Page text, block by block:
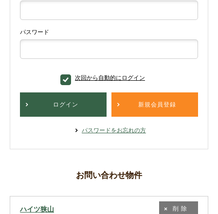
パスワード
次回から自動的にログイン
ログイン 新規会員登録
パスワードをお忘れの方
お問い合わせ物件
ハイツ狭山 削除